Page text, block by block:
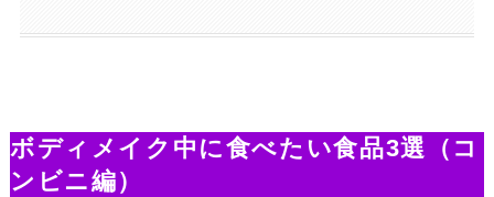
ボディメイク中に食べたい食品3選（コ
ンビニ編）